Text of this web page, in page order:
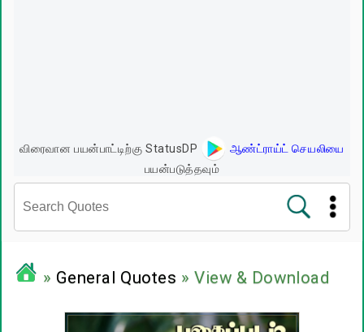
விரைவான பயன்பாட்டிற்கு StatusDP
ஆண்ட்ராய்ட் செயலியை
பயன்படுத்தவும்
» General Quotes » View & Download